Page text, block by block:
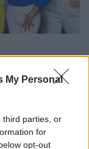
My Personal
third parties, or
for
opt-out